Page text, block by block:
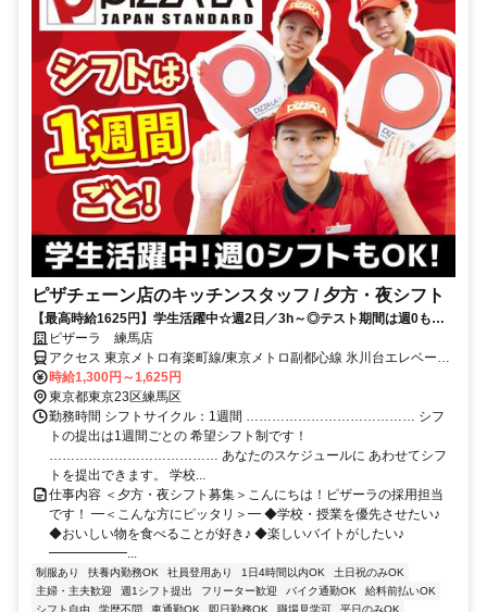
ピザチェーン店のキッチンスタッフ / 夕方・夜シフト
【最高時給1625円】学生活躍中☆週2日／3h～◎テスト期間は週0も
OK♪＜Free Wi-Fi有＞｜全曜日・全時間帯大募集♪
ピザーラ 練馬店
アクセス 東京メトロ有楽町線/東京メトロ副都心線 氷川台エレベータ
出入口徒歩約5分、西武有楽町線 新桜台3番口徒歩約17分、東京メト
ロ有楽町線 平和台（東京都）2番口(エレベータ)徒歩約19分
時給1,300円～1,625円
東京都東京23区練馬区
勤務時間 シフトサイクル：1週間 ………………………………… シフ
トの提出は1週間ごとの 希望シフト制です！
………………………………… あなたのスケジュールに あわせてシフ
トを提出できます。 学校...
仕事内容 ＜夕方・夜シフト募集＞こんにちは！ピザーラの採用担当
です！ ━＜こんな方にピッタリ＞━ ◆学校・授業を優先させたい♪
◆おいしい物を食べることが好き♪ ◆楽しいバイトがしたい♪
━━━━━━...
制服あり 扶養内勤務OK 社員登用あり 1日4時間以内OK
土日祝のみOK
主婦・主夫歓迎
週1シフト提出 フリーター歓迎 バイク通勤OK
給料前払いOK
シフト自由
学歴不問 車通勤OK 即日勤務OK 職場見学可
平日のみOK